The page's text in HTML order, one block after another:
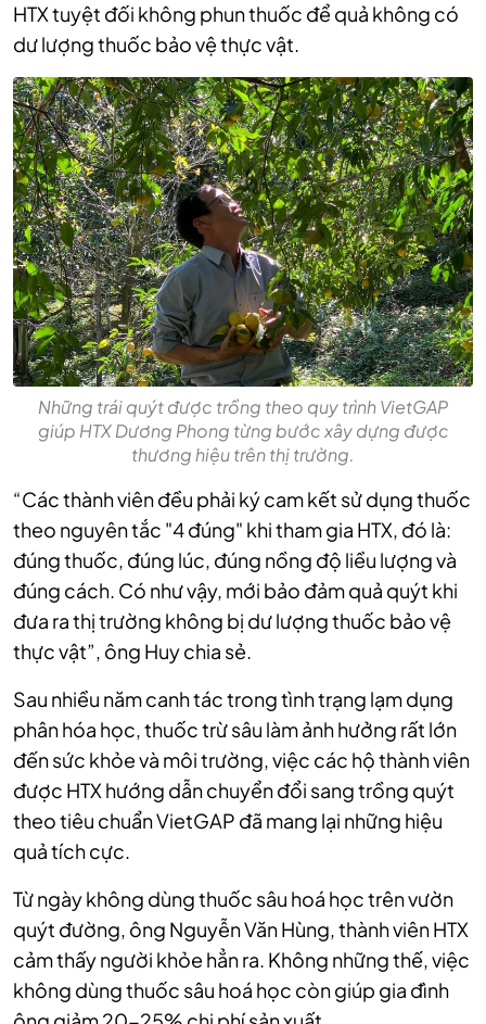
HTX tuyệt đối không phun thuốc để quả không có
dư lượng thuốc bảo vệ thực vật.
Những trái quýt được trồng theo quy trình VietGAP
giúp HTX Dương Phong từng bước xây dựng được
thương hiệu trên thị trường.
“Các thành viên đều phải ký cam kết sử dụng thuốc
theo nguyên tắc "4 đúng" khi tham gia HTX, đó là:
đúng thuốc, đúng lúc, đúng nồng độ liều lượng và
đúng cách. Có như vậy, mới bảo đảm quả quýt khi
đưa ra thị trường không bị dư lượng thuốc bảo vệ
thực vật”, ông Huy chia sẻ.
Sau nhiều năm canh tác trong tình trạng lạm dụng
phân hóa học, thuốc trừ sâu làm ảnh hưởng rất lớn
đến sức khỏe và môi trường, việc các hộ thành viên
được HTX hướng dẫn chuyển đổi sang trồng quýt
theo tiêu chuẩn VietGAP đã mang lại những hiệu
quả tích cực.
Từ ngày không dùng thuốc sâu hoá học trên vườn
quýt đường, ông Nguyễn Văn Hùng, thành viên HTX
cảm thấy người khỏe hẳn ra. Không những thế, việc
không dùng thuốc sâu hoá học còn giúp gia đình